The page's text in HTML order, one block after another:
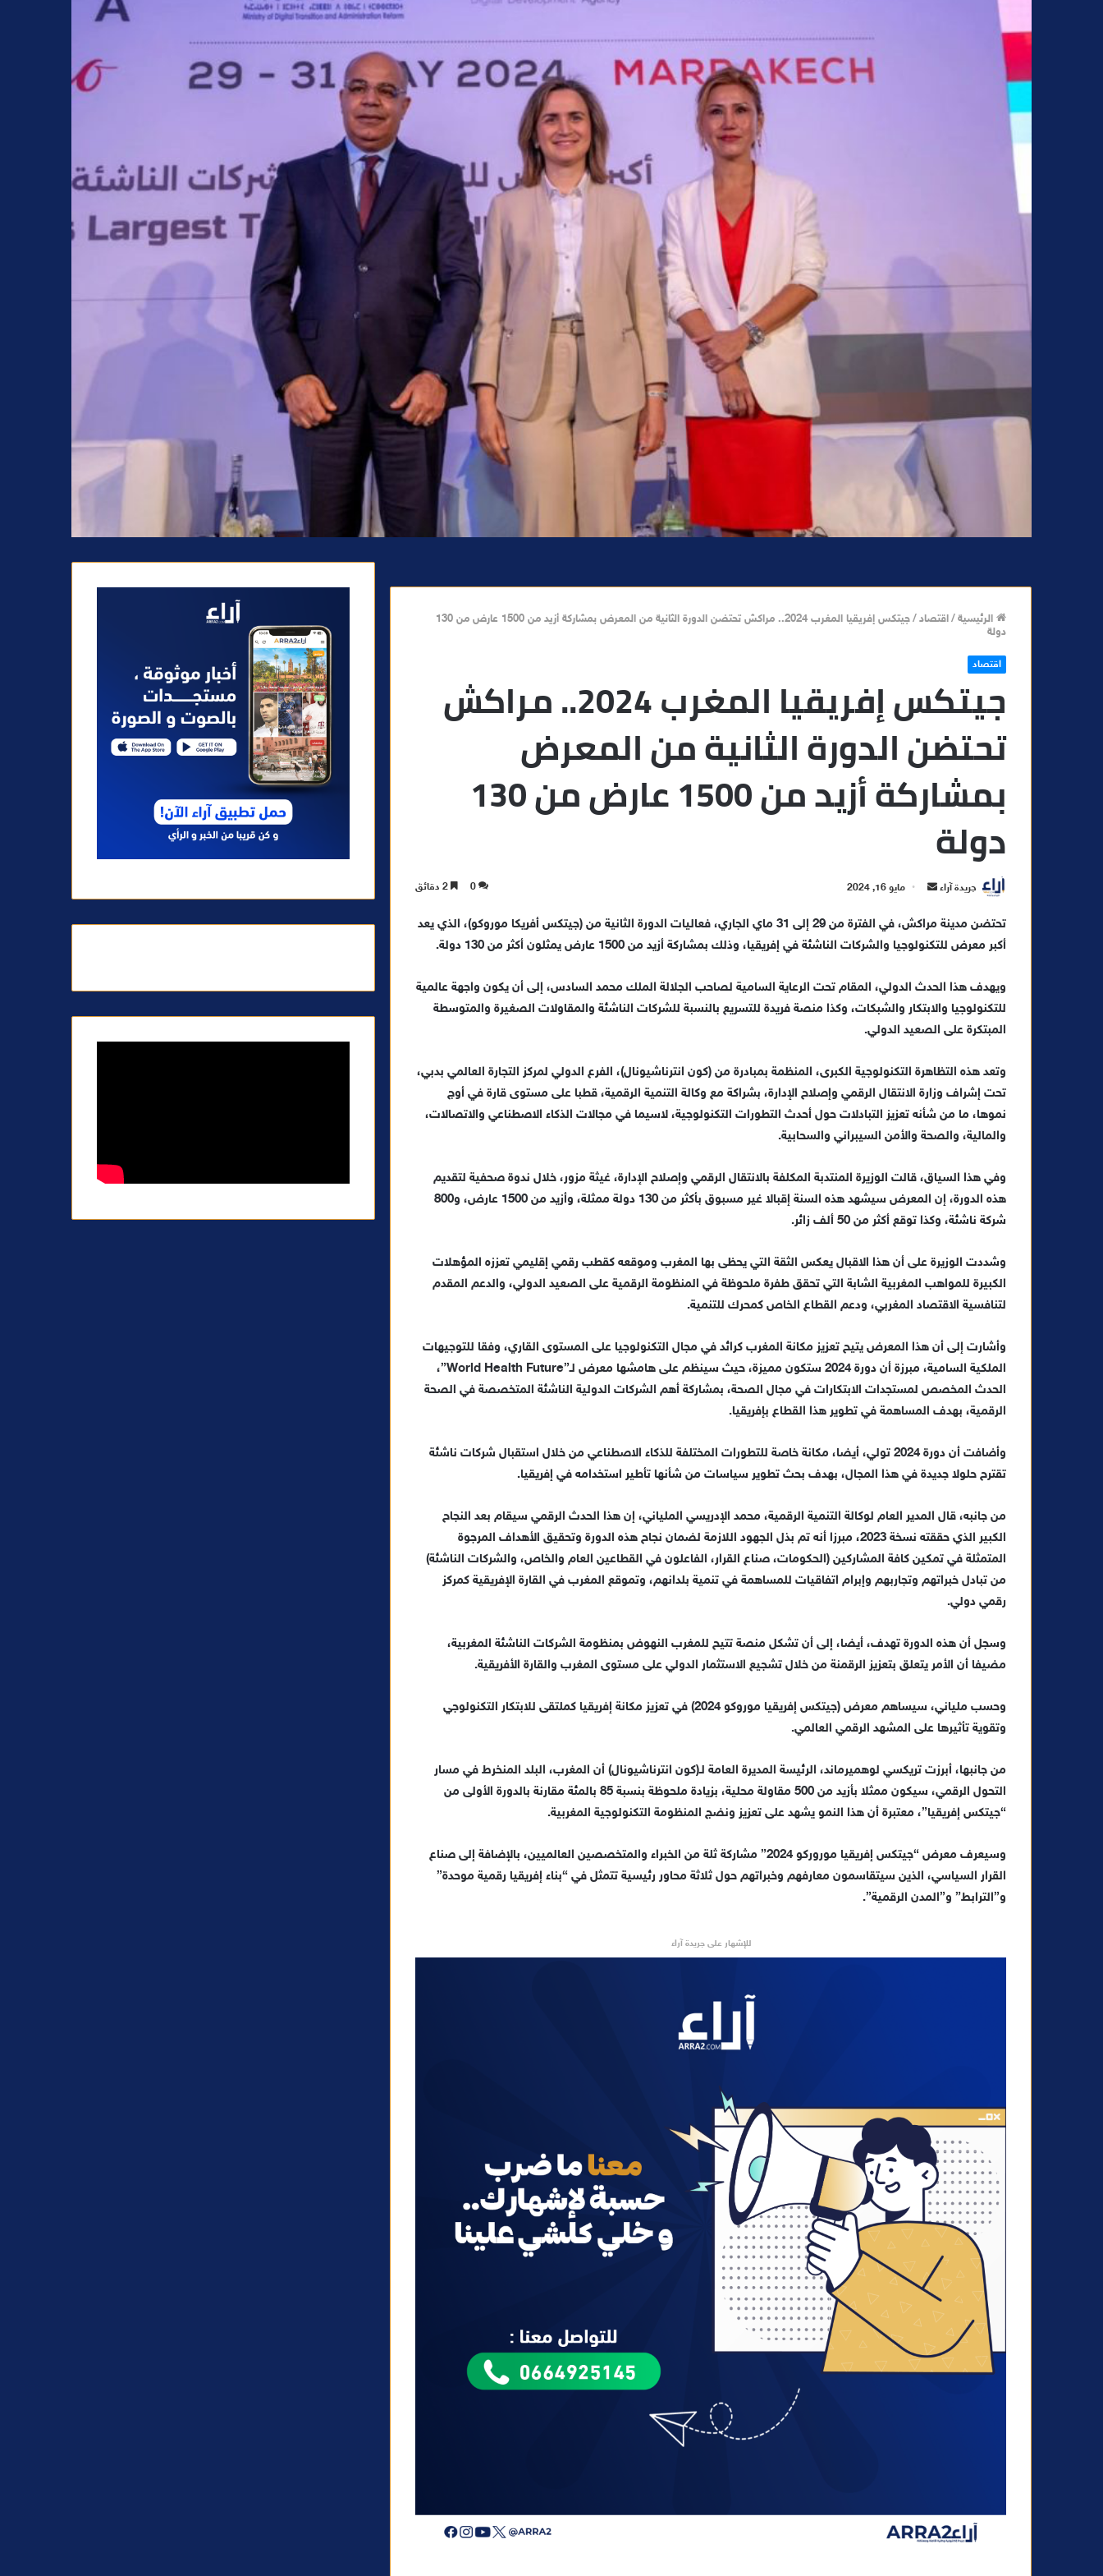
الرئيسية/اقتصاد/
جيتكس إفريقيا المغرب 2024.. مراكش تحتضن الدورة الثانية من المعرض بمشاركة أزيد من 1500 عارض من 130
دولة
اقتصاد
جيتكس إفريقيا المغرب 2024.. مراكش
تحتضن الدورة الثانية من المعرض
بمشاركة أزيد من 1500 عارض من 130
دولة
جريدة آراء
س
ل
ر
ي
ن
ي
ا
مايو 16, 2024 0
تحتضن مدينة مراكش، في الفترة من 29 إلى 31 ماي الجاري، فعاليات الدورة الثانية من (جيتكس أفريكا موروكو)، الذي يعد
أكبر معرض للتكنولوجيا والشركات الناشئة في إفريقيا، وذلك بمشاركة أزيد من 1500 عارض يمثلون أكثر من 130 دولة.
ويهدف هذا الحدث الدولي، المقام تحت الرعاية السامية لصاحب الجلالة الملك محمد السادس، إلى أن يكون واجهة عالمية
للتكنولوجيا والابتكار والشبكات، وكذا منصة فريدة للتسريع بالنسبة للشركات الناشئة والمقاولات الصغيرة والمتوسطة
المبتكرة على الصعيد الدولي.
وتعد هذه التظاهرة التكنولوجية الكبرى، المنظمة بمبادرة من (كون انترناشيونال)، الفرع الدولي لمركز التجارة العالمي بدبي،
تحت إشراف وزارة الانتقال الرقمي وإصلاح الإدارة، بشراكة مع وكالة التنمية الرقمية، قطبا على مستوى قارة في أوج
نموها، ما من شأنه تعزيز التبادلات حول أحدث التطورات التكنولوجية، لاسيما في مجالات الذكاء الاصطناعي والاتصالات،
والمالية، والصحة والأمن السيبراني والسحابية.
وفي هذا السياق، قالت الوزيرة المنتدبة المكلفة بالانتقال الرقمي وإصلاح الإدارة، غيثة مزور، خلال ندوة صحفية لتقديم
هذه الدورة، إن المعرض سيشهد هذه السنة إقبالا غير مسبوق بأكثر من 130 دولة ممثلة، وأزيد من 1500 عارض، و800
شركة ناشئة، وكذا توقع أكثر من 50 ألف زائر.
وشددت الوزيرة على أن هذا الاقبال يعكس الثقة التي يحظى بها المغرب وموقعه كقطب رقمي إقليمي تعززه المؤهلات
الكبيرة للمواهب المغربية الشابة التي تحقق طفرة ملحوظة في المنظومة الرقمية على الصعيد الدولي، والدعم المقدم
لتنافسية الاقتصاد المغربي، ودعم القطاع الخاص كمحرك للتنمية.
وأشارت إلى أن هذا المعرض يتيح تعزيز مكانة المغرب كرائد في مجال التكنولوجيا على المستوى القاري، وفقا للتوجيهات
الملكية السامية، مبرزة أن دورة 2024 ستكون مميزة، حيث سينظم على هامشها معرض لـ”World Health Future”،
الحدث المخصص لمستجدات الابتكارات في مجال الصحة، بمشاركة أهم الشركات الدولية الناشئة المتخصصة في الصحة
الرقمية، بهدف المساهمة في تطوير هذا القطاع بإفريقيا.
وأضافت أن دورة 2024 تولي، أيضا، مكانة خاصة للتطورات المختلفة للذكاء الاصطناعي من خلال استقبال شركات ناشئة
تقترح حلولا جديدة في هذا المجال، بهدف بحث تطوير سياسات من شأنها تأطير استخدامه في إفريقيا.
من جانبه، قال المدير العام لوكالة التنمية الرقمية، محمد الإدريسي الملياني، إن هذا الحدث الرقمي سيقام بعد النجاح
الكبير الذي حققته نسخة 2023، مبرزا أنه تم بذل الجهود اللازمة لضمان نجاح هذه الدورة وتحقيق الأهداف المرجوة
المتمثلة في تمكين كافة المشاركين (الحكومات، صناع القرار، الفاعلون في القطاعين العام والخاص، والشركات الناشئة)
من تبادل خبراتهم وتجاربهم وإبرام اتفاقيات للمساهمة في تنمية بلدانهم، وتموقع المغرب في القارة الإفريقية كمركز
رقمي دولي.
وسجل أن هذه الدورة تهدف، أيضا، إلى أن تشكل منصة تتيح للمغرب النهوض بمنظومة الشركات الناشئة المغربية،
مضيفا أن الأمر يتعلق بتعزيز الرقمنة من خلال تشجيع الاستثمار الدولي على مستوى المغرب والقارة الأفريقية.
وحسب ملياني، سيساهم معرض (جيتكس إفريقيا موروكو 2024) في تعزيز مكانة إفريقيا كملتقى للابتكار التكنولوجي
وتقوية تأثيرها على المشهد الرقمي العالمي.
من جانبها، أبرزت تريكسي لوهميرماند، الرئيسة المديرة العامة لـ(كون انترناشيونال) أن المغرب، البلد المنخرط في مسار
التحول الرقمي، سيكون ممثلا بأزيد من 500 مقاولة محلية، بزيادة ملحوظة بنسبة 85 بالمئة مقارنة بالدورة الأولى من
“جيتكس إفريقيا”، معتبرة أن هذا النمو يشهد على تعزيز ونضج المنظومة التكنولوجية المغربية.
وسيعرف معرض “جيتكس إفريقيا موروركو 2024” مشاركة ثلة من الخبراء والمتخصصين العالميين، بالإضافة إلى صناع
القرار السياسي، الذين سيتقاسمون معارفهم وخبراتهم حول ثلاثة محاور رئيسية تتمثل في “بناء إفريقيا رقمية موحدة”
و”الترابط” و”المدن الرقمية”.
للإشهار على جريدة آراء